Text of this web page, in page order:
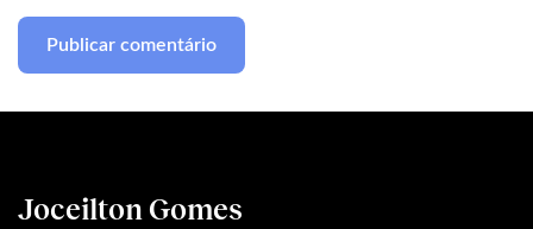
Joceilton Gomes